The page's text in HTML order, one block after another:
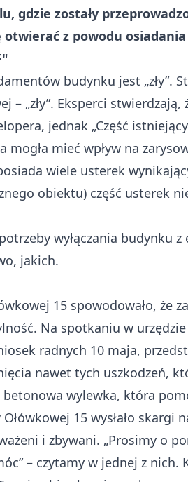
gdzie zostały
z powodu
budynku jest „zły”.
– „zły”. Eksperci
jednak „Część
mieć wpływ na
wiele usterek
obiektu) część usterek
wyłączania budynku
jakich.
15 spowodowało, że
Na spotkaniu w
radnych 10 maja,
nawet tych uszkodzeń,
wylewka, która
15 wysłało skargi
i zbywani. „Prosimy o
– czytamy w jednej z nich.